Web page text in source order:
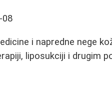
08
i napredne nege
liposukciji i drugim